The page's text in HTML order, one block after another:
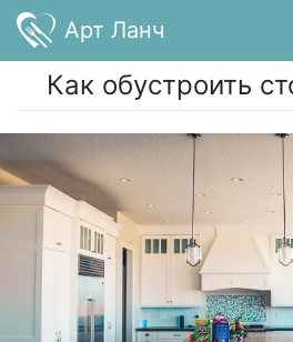
Арт Ланч
Как обустроить